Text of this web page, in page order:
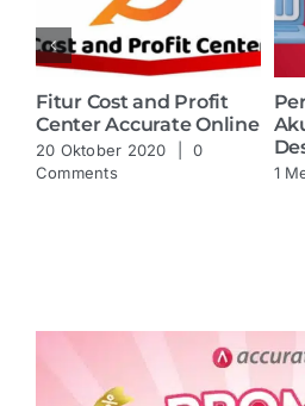
Fitur Cost and Profit
Center Accurate Online
20 Oktober 2020
0
Comments
1